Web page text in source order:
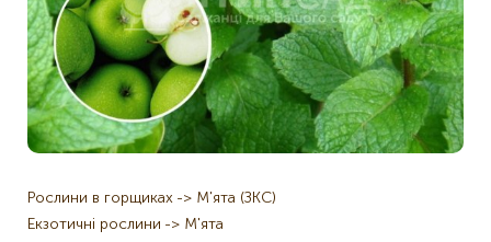
Рослини в горщиках
М'ята (ЗКС)
Екзотичні рослини
М'ята